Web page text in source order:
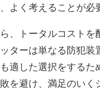
よく考えることが必
、トータルコスト
ターは単なる防犯
適した選択をする
を避け、満足のい